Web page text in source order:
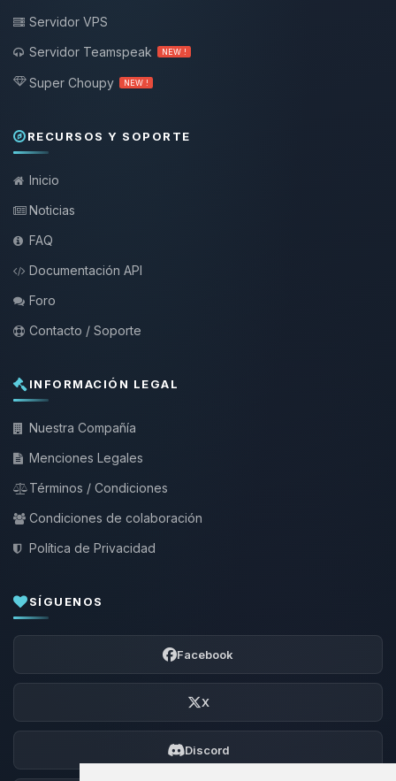
Servidor VPS
Servidor Teamspeak
NEW !
Super Choupy NEW !
RECURSOS Y SOPORTE
Inicio
Noticias
FAQ
Documentación API
Foro
Contacto / Soporte
INFORMACIÓN LEGAL
Nuestra Compañía
Menciones Legales
Términos / Condiciones
Condiciones de colaboración
Política de Privacidad
SÍGUENOS
Facebook
X
Discord